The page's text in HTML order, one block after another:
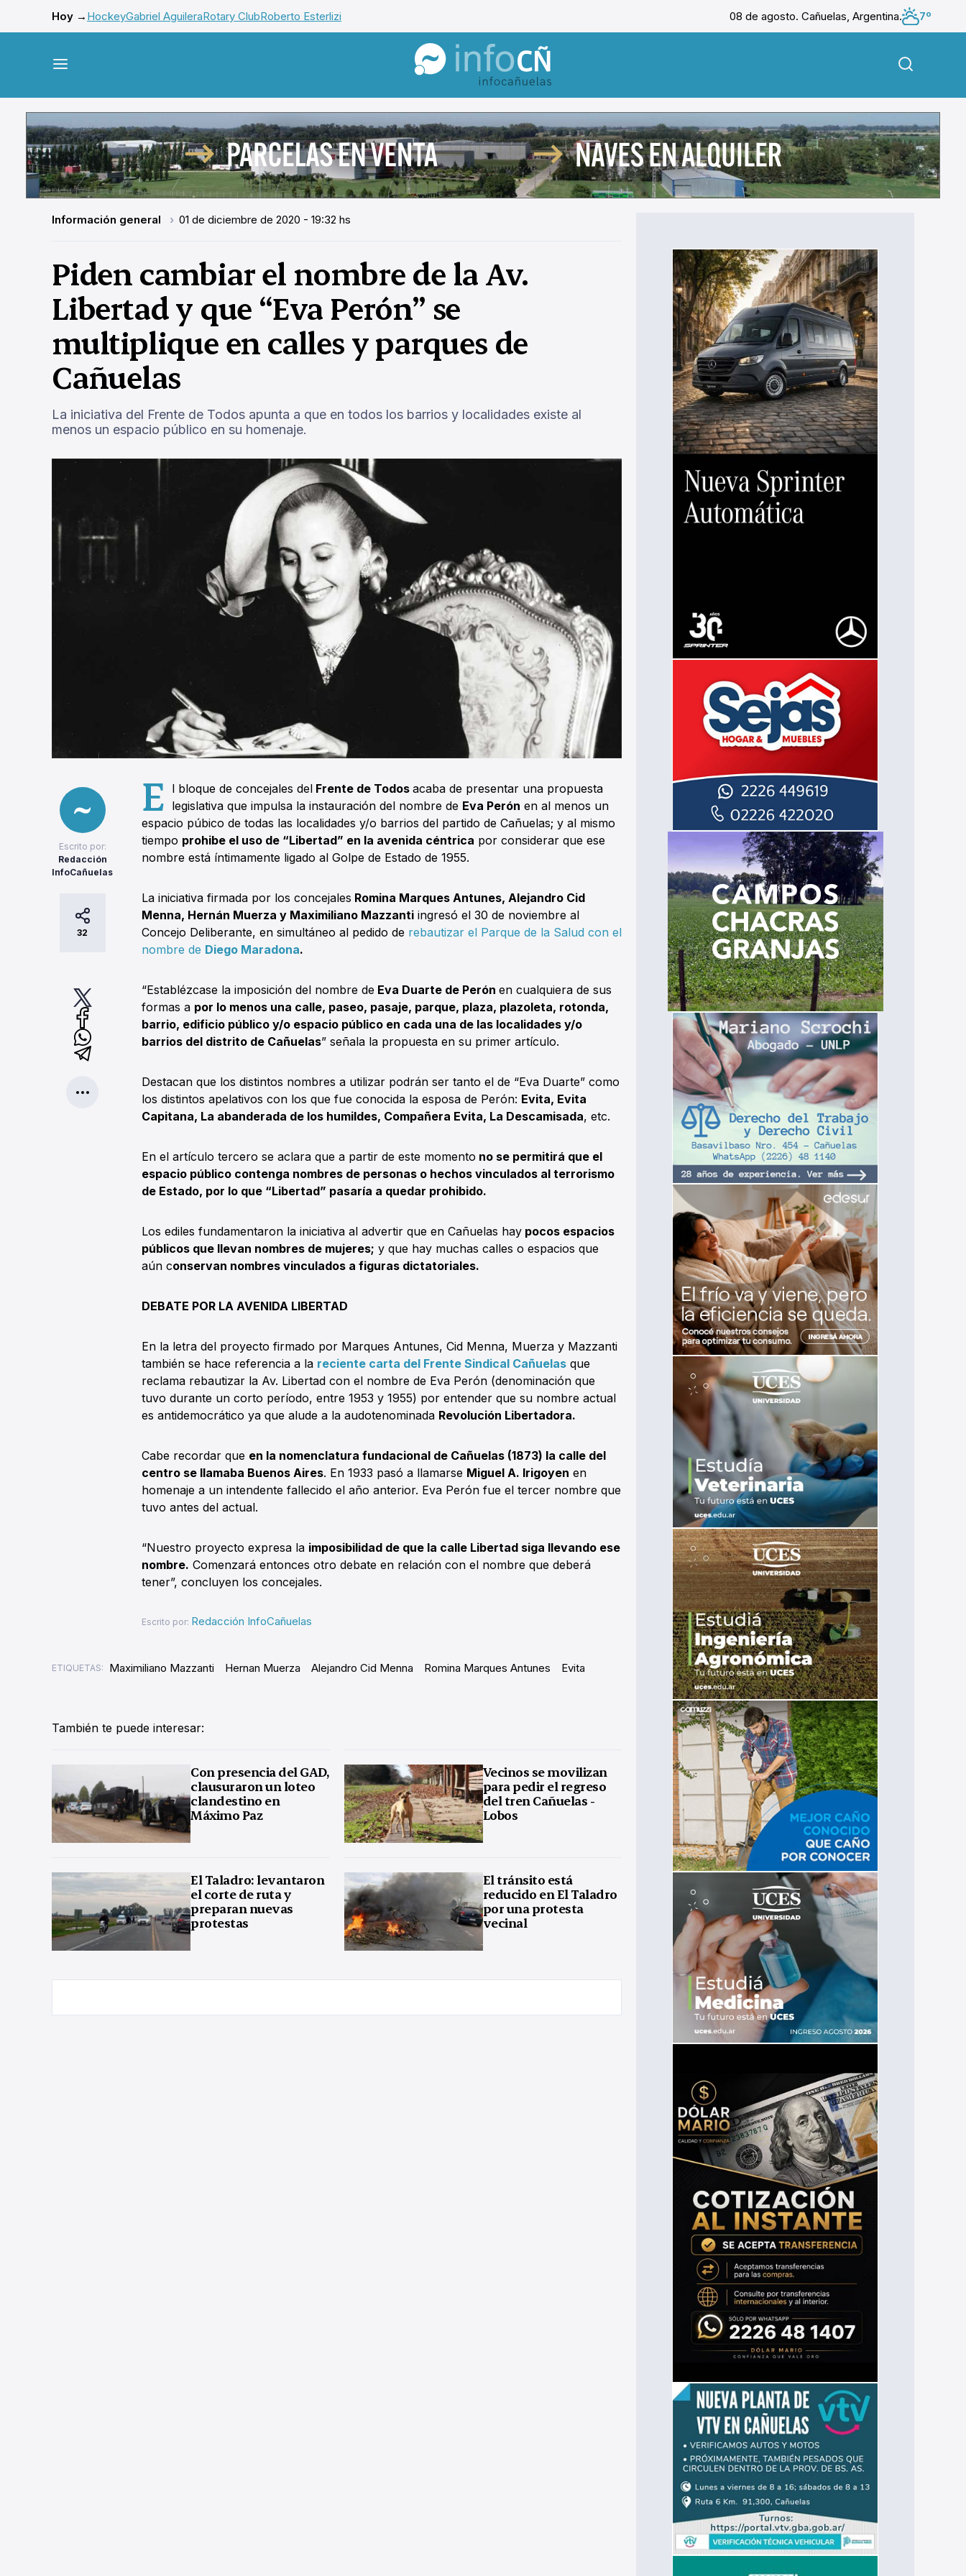
Hoy → HockeyGabriel AguileraRotary ClubRoberto Esterlizi 08 de agosto. Cañuelas, Argentina.
7º
InfoCañuelas
Información general 01 de diciembre de 2020 - 19:32 hs
Piden cambiar el nombre de la Av.
Libertad y que “Eva Perón” se
multiplique en calles y parques de
Cañuelas
La iniciativa del Frente de Todos apunta a que en todos los barrios y localidades existe al
menos un espacio público en su homenaje.
Escrito por:
Redacción
InfoCañuelas
32
E l bloque de concejales del Frente de Todosacaba de presentar una propuesta
legislativa que impulsa la instauración del nombre de Eva Perón en al menos un
espacio púbico de todas las localidades y/o barrios del partido de Cañuelas; y al mismo
tiempo prohibe el uso de “Libertad” en la avenida céntrica por considerar que ese
nombre está íntimamente ligado al Golpe de Estado de 1955.
La iniciativa firmada por los concejales Romina Marques Antunes, Alejandro Cid
Menna, Hernán Muerza y Maximiliano Mazzanti ingresó el 30 de noviembre al
Concejo Deliberante, en simultáneo al pedido de rebautizar el Parque de la Salud con el
nombre de Diego Maradona.
“Establézcase la imposición del nombre de Eva Duarte de Perón en cualquiera de sus
formas a por lo menos una calle, paseo, pasaje, parque, plaza, plazoleta, rotonda,
barrio, edificio público y/o espacio público en cada una de las localidades y/o
barrios del distrito de Cañuelas” señala la propuesta en su primer artículo.
Destacan que los distintos nombres a utilizar podrán ser tanto el de “Eva Duarte” como
los distintos apelativos con los que fue conocida la esposa de Perón: Evita, Evita
Capitana, La abanderada de los humildes, Compañera Evita, La Descamisada, etc.
En el artículo tercero se aclara que a partir de este momento no se permitirá que el
espacio público contenga nombres de personas o hechos vinculados al terrorismo
de Estado, por lo que “Libertad” pasaría a quedar prohibido.
Los ediles fundamentaron la iniciativa al advertir que en Cañuelas hay pocos espacios
públicos que llevan nombres de mujeres; y que hay muchas calles o espacios que
aún conservan nombres vinculados a figuras dictatoriales.
DEBATE POR LA AVENIDA LIBERTAD
En la letra del proyecto firmado por Marques Antunes, Cid Menna, Muerza y Mazzanti
también se hace referencia a la reciente carta del Frente Sindical Cañuelas que
reclama rebautizar la Av. Libertad con el nombre de Eva Perón (denominación que
tuvo durante un corto período, entre 1953 y 1955) por entender que su nombre actual
es antidemocrático ya que alude a la audotenominada Revolución Libertadora.
Cabe recordar que en la nomenclatura fundacional de Cañuelas (1873) la calle del
centro se llamaba Buenos Aires. En 1933 pasó a llamarse Miguel A. Irigoyen en
homenaje a un intendente fallecido el año anterior. Eva Perón fue el tercer nombre que
tuvo antes del actual.
“Nuestro proyecto expresa la imposibilidad de que la calle Libertad siga llevando ese
nombre. Comenzará entonces otro debate en relación con el nombre que deberá
tener”, concluyen los concejales.
Escrito por: Redacción InfoCañuelas
ETIQUETAS: Maximiliano Mazzanti Hernan Muerza Alejandro Cid Menna Romina Marques Antunes Evita
También te puede interesar:
Con presencia del GAD,
clausuraron un loteo
clandestino en
Máximo Paz
Vecinos se movilizan
para pedir el regreso
del tren Cañuelas -
Lobos
El Taladro: levantaron
el corte de ruta y
preparan nuevas
protestas
El tránsito está
reducido en El Taladro
por una protesta
vecinal